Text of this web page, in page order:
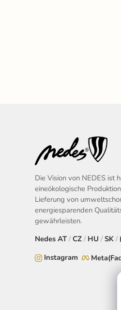
Die Vision von NEDES ist
eineökologische
Lieferung von
energiesparenden
gewährleisten.
Nedes AT / CZ / HU / SK /
Instagram